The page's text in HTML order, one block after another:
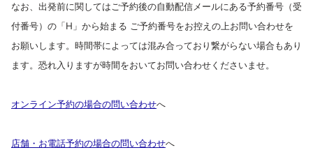
なお、出発前に関してはご予約後の自動配信メールにある予約番号（受
付番号）の「H」から始まる ご予約番号をお控えの上お問い合わせを
お願いします。時間帯によっては混み合っており繋がらない場合もあり
ます。恐れ入りますが時間をおいてお問い合わせくださいませ。
オンライン予約の場合の問い合わせへ
店舗・お電話予約の場合の問い合わせへ